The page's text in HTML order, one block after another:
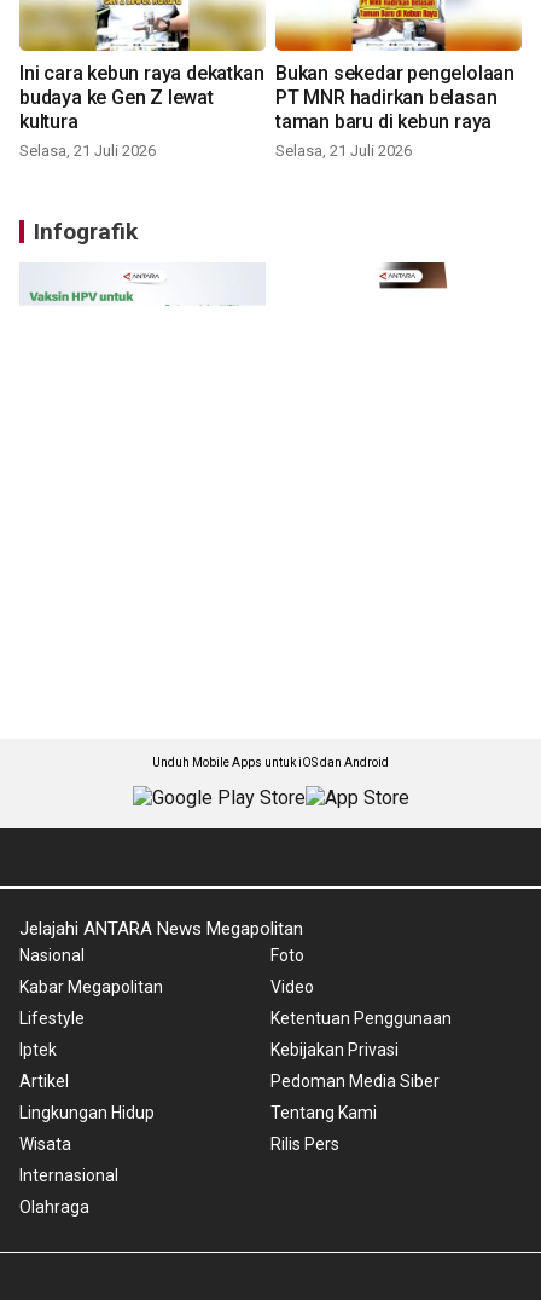
Ini cara kebun raya dekatkan
budaya ke Gen Z lewat
kultura
Selasa, 21 Juli 2026
Bukan sekedar pengelolaan
PT MNR hadirkan belasan
taman baru di kebun raya
Selasa, 21 Juli 2026
Infografik
Unduh Mobile Apps untuk iOS dan Android
Jelajahi ANTARA News Megapolitan
Nasional
Kabar Megapolitan
Lifestyle
Iptek
Artikel
Lingkungan Hidup
Wisata
Internasional
Olahraga
Foto
Video
Ketentuan Penggunaan
Kebijakan Privasi
Pedoman Media Siber
Tentang Kami
Rilis Pers